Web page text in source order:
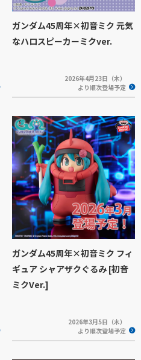
ガンダム45周年×初音ミク 元気
なハロスピーカーミクver.
2026年4月23日（木）
より順次登場予定
ガンダム45周年×初音ミク フィ
ギュア シャアザクぐるみ [初音
ミクVer.]
2026年3月5日（木）
より順次登場予定